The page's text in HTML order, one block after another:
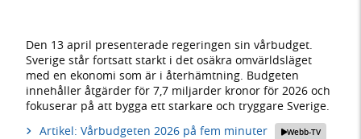
Den 13 april presenterade regeringen sin vårbudget.
Sverige står fortsatt starkt i det osäkra omvärldsläget
med en ekonomi som är i återhämtning. Budgeten
innehåller åtgärder för 7,7 miljarder kronor för 2026 och
fokuserar på att bygga ett starkare och tryggare Sverige.
Artikel: Vårbudgeten 2026 på fem minuter
Webb-TV